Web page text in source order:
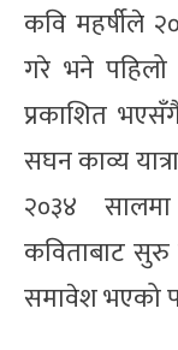
कवि महर्षीले
गरे भने पहिलो
प्रकाशित
सघन काव्य
२०३४ सालमा
कविताबाट सुरु
समावेश भएको